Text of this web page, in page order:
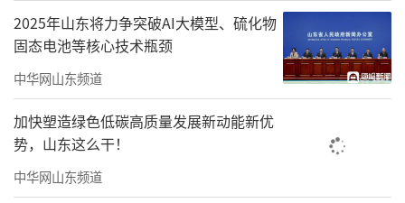
澳大湾区联动、与沿黄省份战略协同，持续优
化“两圈联动、三核引领、陆海统筹、全面发
力”区域发展格局。在海洋强省建设上，着力
打造世界领先的海洋科技创新中心，布局20个
左右现代海洋特色产业集聚区。孙来斌说，去
年，山东首批认定的6个集聚区，涉海规上企业
总产值突破了800亿元。
2025年山东将力争突破AI大模型、硫化物
固态电池等核心技术瓶颈
中华网山东频道
加快塑造绿色低碳高质量发展新动能新优
势，山东这么干！
中华网山东频道